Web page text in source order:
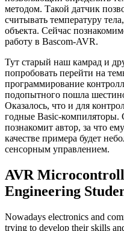
методом. Такой датчик
считывать температуру
объекта. Сейчас
работу в Bascom-AVR.
Тут старый наш камрад и
попробовать перейти на
программирование
подопытного пошла
Оказалось, что и для
годные Basic-компиляторы.
познакомит автор, за что
качестве примера будет
сенсорным управлением.
AVR
Engineering
Nowadays electronics and
trying to develop their skills